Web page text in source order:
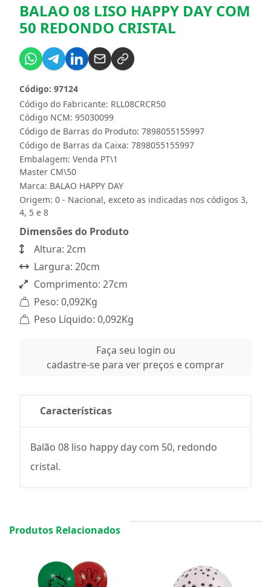
BALAO 08 LISO HAPPY DAY COM
50 REDONDO CRISTAL
Código do Fabricante: RLL08CRCR50
Código: 97124
Código NCM: 95030099
Código de Barras do Produto: 7898055155997
Código de Barras da Caixa: 7898055155997
Embalagem: Venda PT\1
Master CM\50
Marca: BALAO HAPPY DAY
Origem: 0 - Nacional, exceto as indicadas nos códigos 3,
4, 5 e 8
Dimensões do Produto
Altura: 2cm
Largura: 20cm
Comprimento: 27cm
Peso: 0,092Kg
Peso Líquido: 0,092Kg
Faça seu login ou
cadastre-se para ver preços e comprar
Características
Balão 08 liso happy day com 50, redondo
cristal.
Produtos Relacionados